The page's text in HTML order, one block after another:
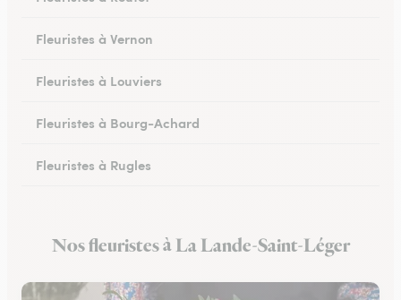
Fleuristes à Vernon
Fleuristes à Louviers
Fleuristes à Bourg-Achard
Fleuristes à Rugles
Fleuristes à Brionne
Nos fleuristes à La Lande-Saint-Léger